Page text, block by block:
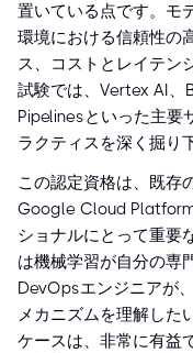
置いている点です。モ
環境における信頼性の
ス、コストとレイテン
試験では、Vertex AI、
Pipelinesといった主要
ラクティスを深く掘り
この認定資格は、既存
Google Cloud
ショナルにとって重要
は機械学習が自分の専
DevOpsエンジニアが
メカニズムを理解した
ケースは、非常に有益